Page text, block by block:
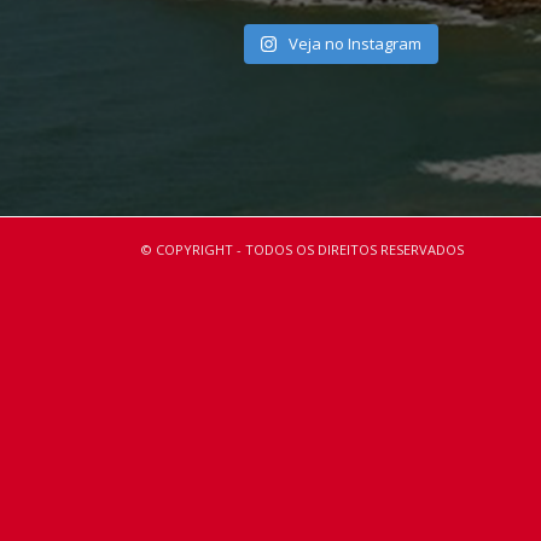
Veja no Instagram
© COPYRIGHT - TODOS OS DIREITOS RESERVADOS